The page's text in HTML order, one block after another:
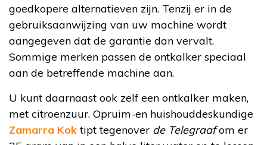
goedkopere alternatieven zijn. Tenzij er in de
gebruiksaanwijzing van uw machine wordt
aangegeven dat de garantie dan vervalt.
Sommige merken passen de ontkalker speciaal
aan de betreffende machine aan.
U kunt daarnaast ook zelf een ontkalker maken,
met citroenzuur. Opruim-en huishouddeskundige
Zamarra Koktipt tegenover de Telegraafom er